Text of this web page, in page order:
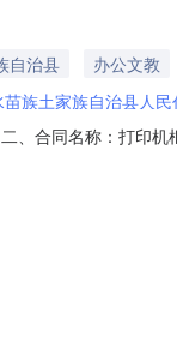
自治县
办公文教
苗族土家族自治县人
、合同名称：打印
171号交旅依城A栋